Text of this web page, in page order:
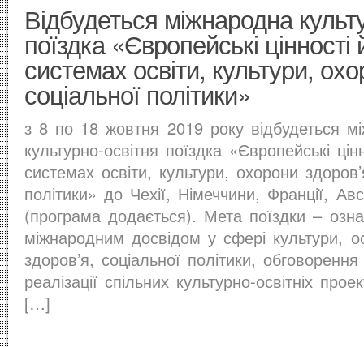
Відбудеться міжнародна
поїздка «Європейські
системах освіти, культури,
соціальної політики»
з 8 по 18 жовтня 2019 року відбудеться
культурно-освітня поїздка «Європейські
системах освіти, культури, охорони
політики» до Чехії, Німеччини, Франції,
(програма додається). Мета поїздки –
міжнародним досвідом у сфері культури,
здоров’я, соціальної політики,
реалізації спільних культурно-освітніх
[…]